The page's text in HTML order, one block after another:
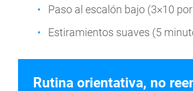
Paso al escalón bajo (3×10
Estiramientos suaves (5
Rutina orientativa, no